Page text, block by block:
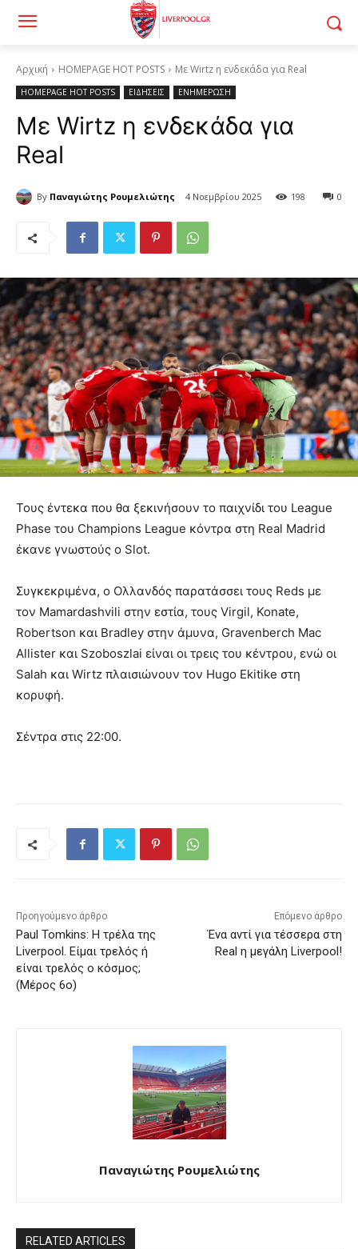
Αρχική HOMEPAGE HOT POSTS Με Wirtz η ενδεκάδα για Real
HOMEPAGE HOT POSTS ΕΙΔΗΣΕΙΣ ΕΝΗΜΕΡΩΣΗ
Με Wirtz η ενδεκάδα για
Real
By Παναγιώτης Ρουμελιώτης 4 Νοεμβρίου 2025 0
198
Τους έντεκα που θα ξεκινήσουν το παιχνίδι του League
Phase του Champions League κόντρα στη Real Madrid
έκανε γνωστούς ο Slot.
Συγκεκριμένα, ο Ολλανδός παρατάσσει τους Reds με
τον Mamardashvili στην εστία, τους Virgil, Konate,
Robertson και Bradley στην άμυνα, Gravenberch Mac
Allister και Szoboszlai είναι οι τρεις του κέντρου, ενώ οι
Salah και Wirtz πλαισιώνουν τον Hugo Ekitike στη
κορυφή.
Σέντρα στις 22:00.
Προηγούμενο άρθρο
Paul Tomkins: Η τρέλα της
Liverpool. Είμαι τρελός ή
είναι τρελός ο κόσμος;
(Μέρος 6ο)
Επόμενο άρθρο
Ένα αντί για τέσσερα στη
Real η μεγάλη Liverpool!
Παναγιώτης Ρουμελιώτης
RELATED ARTICLES